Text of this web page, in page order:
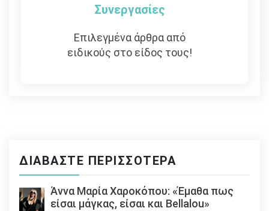
Συνεργασίες
Επιλεγμένα άρθρα από
ειδικούς στο είδος τους!
ΔΙΑΒΆΣΤΕ ΠΕΡΙΣΣΌΤΕΡΑ
Άννα Μαρία Χαροκόπου: «Έμαθα πως
είσαι μάγκας, είσαι και Bellalou»